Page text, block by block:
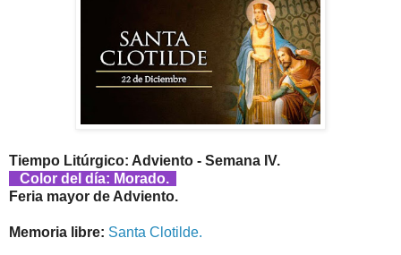
Tiempo Litúrgico: Adviento - Semana IV.
Color del día: Morado.
Feria mayor de Adviento.
Memoria libre: Santa Clotilde.